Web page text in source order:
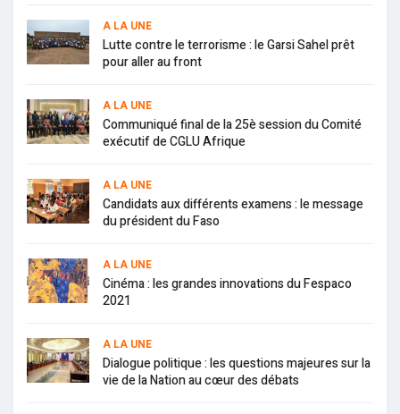
A LA UNE
Lutte contre le terrorisme : le Garsi Sahel prêt
pour aller au front
A LA UNE
Communiqué final de la 25è session du Comité
exécutif de CGLU Afrique
A LA UNE
Candidats aux différents examens : le message
du président du Faso
A LA UNE
Cinéma : les grandes innovations du Fespaco
2021
A LA UNE
Dialogue politique : les questions majeures sur la
vie de la Nation au cœur des débats